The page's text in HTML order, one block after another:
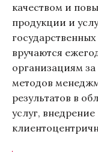
качеством и
продукции и
вручаются
организациям
методов
результатов в
услуг,